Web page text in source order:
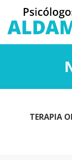
contenido
principal
barra
TERAPIA